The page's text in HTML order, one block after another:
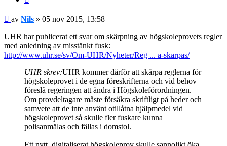
Inlägg
av Nils » 05 nov 2015, 13:58
UHR har publicerat ett svar om skärpning av högskoleprovets regler
med anledning av misstänkt fusk:
http://www.uhr.se/sv/Om-UHR/Nyheter/Reg ... a-skarpas/
UHR skrev:UHR kommer därför att skärpa reglerna för
högskoleprovet i de egna föreskrifterna och vid behov
föreslå regeringen att ändra i Högskoleförordningen.
Om provdeltagare måste försäkra skriftligt på heder och
samvete att de inte använt otillåtna hjälpmedel vid
högskoleprovet så skulle fler fuskare kunna
polisanmälas och fällas i domstol.